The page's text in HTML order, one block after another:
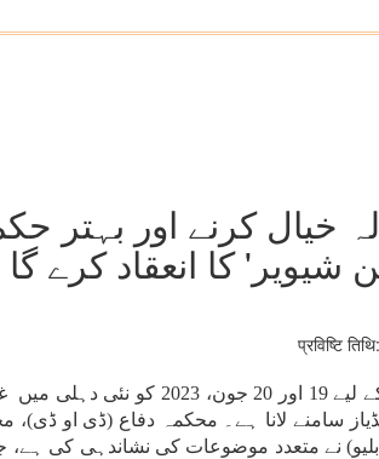
خیال کرنے اور بہتر
شیویر' کا انعقاد کرے گا
प्रविष्टि
وزارت دفاع (ایم او ڈی) اپنے محکموں کو درپیش مختلف مسائل اور
سامنے لانا ہے۔ محکمہ دفاع (ڈی او ڈی)،
نے متعدد موضوعات کی نشاندہی کی ہے،